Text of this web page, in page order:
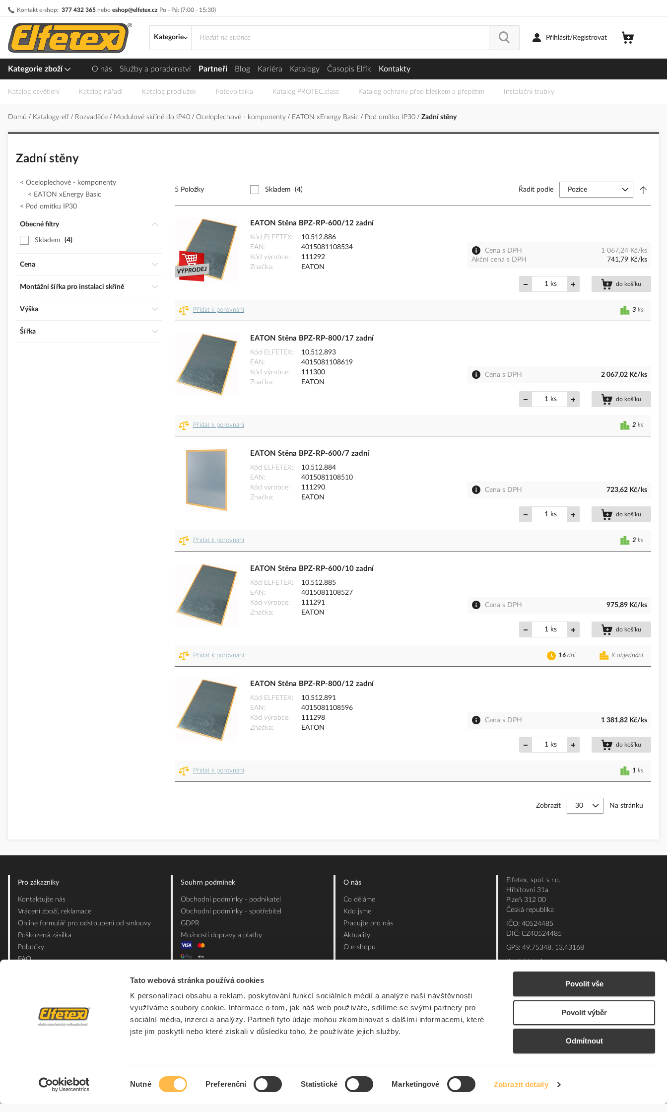
Tato webová stránka používá cookies
K personalizaci obsahu a reklam, poskytování funkcí sociálních médií a analýze naší návštěvnosti
využíváme soubory cookie. Informace o tom, jak náš web používáte, sdílíme se svými partnery pro
sociální média, inzerci a analýzy. Partneři tyto údaje mohou zkombinovat s dalšími informacemi, které
jste jim poskytli nebo které získali v důsledku toho, že používáte jejich služby.
Nutné Preferenční Statistické Marketingové Zobrazit detaily
Povolit vše
Povolit výběr
Odmítnout
Kontakt e-shop: 377 432 365 nebo eshop@elfetex.cz Po - Pá: (7:00 - 15:30)
Přejít
obsah
Kategorie
Přihlásit/Registrovat
Kategorie zboží O nás Služby a poradenství Partneři Blog Kariéra Katalogy Časopis Elfík Kontakty
Katalog osvětlení Katalog nářadí Katalog prodlužek Fotovoltaika Katalog PROTEC.class Katalog ochrany před bleskem a přepětím Instalační trubky
Domů Katalogy-elf Rozvaděče Modulové skříně do IP40 Oceloplechové - komponenty EATON xEnergy Basic Pod omítku IP30 Zadní stěny
Zadní stěny
5 Položky Skladem (4) Řadit podle
EATON Stěna BPZ-RP-600/12 zadní
Kód ELFETEX
10.512.886
EAN
4015081108534
Kód výrobce
111292
Značka
EATON
Cena s DPH
1 067,24 Kč/ks
Akční cena s DPH
741,79 Kč/ks
ks do košíku
Přidat k porovnání 3 ks
EATON Stěna BPZ-RP-800/17 zadní
Kód ELFETEX
10.512.893
EAN
4015081108619
Kód výrobce
111300
Značka
EATON
Cena s DPH 2 067,02 Kč/ks
ks do košíku
Přidat k porovnání 2 ks
EATON Stěna BPZ-RP-600/7 zadní
Kód ELFETEX
10.512.884
EAN
4015081108510
Kód výrobce
111290
Značka
EATON
Cena s DPH 723,62 Kč/ks
ks do košíku
Přidat k porovnání 2 ks
EATON Stěna BPZ-RP-600/10 zadní
Kód ELFETEX
10.512.885
EAN
4015081108527
Kód výrobce
111291
Značka
EATON
Cena s DPH 975,89 Kč/ks
ks do košíku
Přidat k porovnání K objednání
16 dní
EATON Stěna BPZ-RP-800/12 zadní
Kód ELFETEX
10.512.891
EAN
4015081108596
Kód výrobce
111298
Značka
EATON
Cena s DPH 1 381,82 Kč/ks
ks do košíku
Přidat k porovnání 1 ks
Zobrazit Na stránku
Oceloplechové - komponenty
EATON xEnergy Basic
Pod omítku IP30
Obecné filtry
Skladem 4
Cena
Montážní šířka pro instalaci skříně
Výška
Šířka
Pro zákazníky
Kontaktujte nás
Vrácení zboží, reklamace
Online formulář pro odstoupení od smlouvy
Poškozená zásilka
Pobočky
FAQ
Souhrn podmínek
Obchodní podmínky - podnikatel
Obchodní podmínky - spotřebitel
GDPR
Možnosti dopravy a platby
O nás
Co děláme
Kdo jsme
Pracujte pro nás
Aktuality
O e-shopu
Elfetex, spol. s r.o.
Hřbitovní 31a
Plzeň 312 00
Česká republika
IČO: 40524485
DIČ: CZ40524485
GPS: 49.75348, 13.43168
Kontakt e-shop:
Po - Pá: 7:00 - 15:30
377 432 365
Technická podpora: 377 432 311
eshop@elfetex.cz